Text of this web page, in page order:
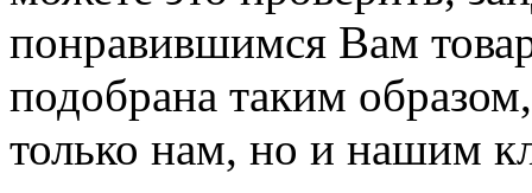
понравившимся Вам
подобрана таким
только нам, но и нашим